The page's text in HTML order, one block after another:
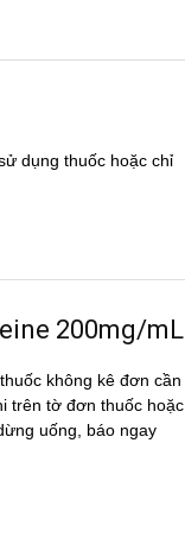
dụng thuốc hoặc chỉ
200mg/mL
không kê đơn cần
trên tờ đơn thuốc hoặc
uống, báo ngay